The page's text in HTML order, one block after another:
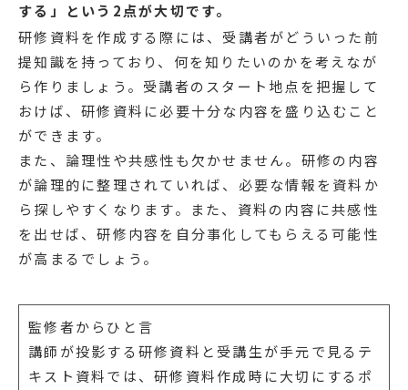
する」という2点が大切です。
研修資料を作成する際には、受講者がどういった前
提知識を持っており、何を知りたいのかを考えなが
ら作りましょう。受講者のスタート地点を把握して
おけば、研修資料に必要十分な内容を盛り込むこと
ができます。
また、論理性や共感性も欠かせません。研修の内容
が論理的に整理されていれば、必要な情報を資料か
ら探しやすくなります。また、資料の内容に共感性
を出せば、研修内容を自分事化してもらえる可能性
が高まるでしょう。
監修者からひと言
講師が投影する研修資料と受講生が手元で見るテ
キスト資料では、研修資料作成時に大切にするポ